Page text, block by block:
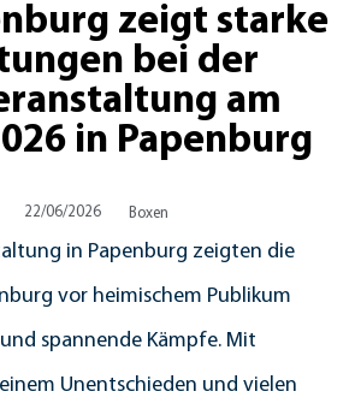
zeigt starke
bei der
am
in Papenburg
22/06/2026 Boxen
in Papenburg zeigten die
vor heimischem Publikum
spannende Kämpfe. Mit
Unentschieden und vielen